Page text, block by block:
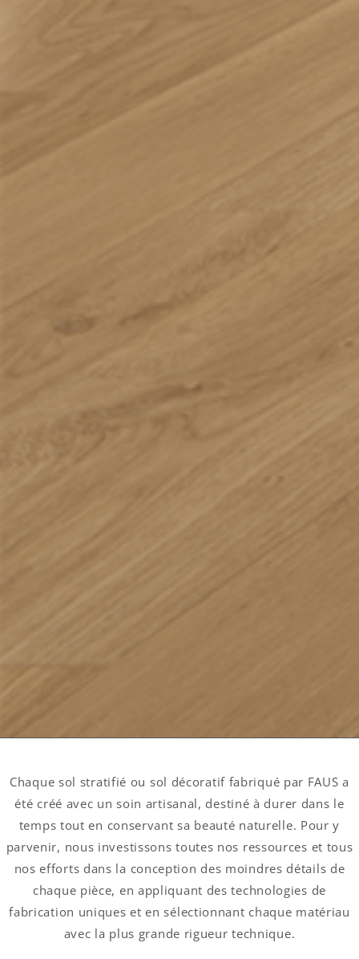
Chaque sol stratifié ou sol décoratif fabriqué par FAUS a
été créé avec un soin artisanal, destiné à durer dans le
temps tout en conservant sa beauté naturelle. Pour y
parvenir, nous investissons toutes nos ressources et tous
nos efforts dans la conception des moindres détails de
chaque pièce, en appliquant des technologies de
fabrication uniques et en sélectionnant chaque matériau
avec la plus grande rigueur technique.